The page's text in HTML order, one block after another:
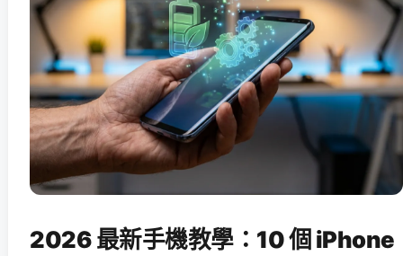
2026 最新手機教學：10 個 iPhone